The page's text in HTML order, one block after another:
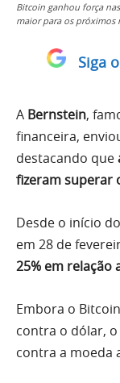
Bitcoin ganhou força
maior para os próximos
Siga
A Bernstein,
financeira,
destacando que
fizeram superar
Desde o início
em 28 de
25% em relação
Embora o
contra o dólar,
contra a moeda